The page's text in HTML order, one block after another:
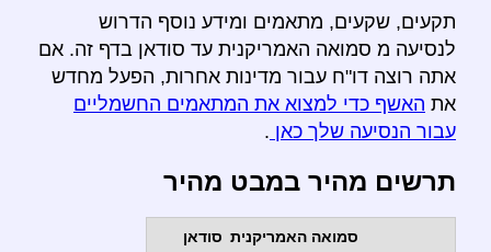
תקעים, שקעים, מתאמים ומידע נוסף הדרוש
לנסיעה מ סמואה האמריקנית עד סודאן בדף זה. אם
אתה רוצה דו"ח עבור מדינות אחרות, הפעל מחדש
את האשף כדי למצוא את המתאמים החשמליים
עבור הנסיעה שלך כאן .
תרשים מהיר במבט מהיר
סמואה האמריקנית סודאן